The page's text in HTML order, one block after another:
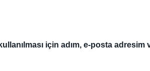
için adım, e-posta